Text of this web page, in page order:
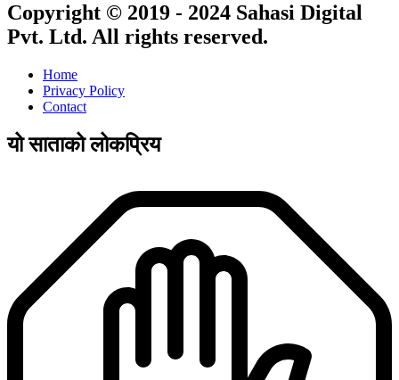
Copyright © 2019 - 2024 Sahasi Digital
Pvt. Ltd. All rights reserved.
Home
Privacy Policy
Contact
यो साताको लोकप्रिय